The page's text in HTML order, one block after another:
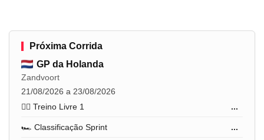
Próxima Corrida
GP da Holanda
Zandvoort
21/08/2026 a 23/08/2026
🏋️‍♂️ Treino Livre 1
...
🏎️ Classificação Sprint ...